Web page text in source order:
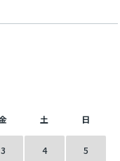
土 日
3 4 5